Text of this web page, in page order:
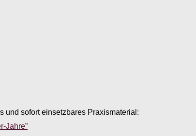
und sofort einsetzbares Praxismaterial:
Jahre”